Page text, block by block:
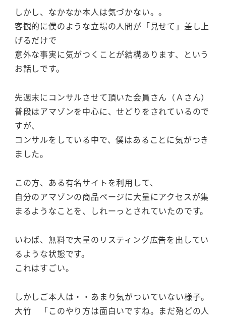
しかし、なかなか本人は気づかない。。
客観的に僕のような立場の人間が「見せて」差し上
げるだけで
意外な事実に気がつくことが結構あります、という
お話しです。
先週末にコンサルさせて頂いた会員さん（Ａさん）
普段はアマゾンを中心に、せどりをされているので
すが、
コンサルをしている中で、僕はあることに気がつき
ました。
この方、ある有名サイトを利用して、
自分のアマゾンの商品ページに大量にアクセスが集
まるようなことを、しれーっとされていたのです。
いわば、無料で大量のリスティング広告を出してい
るような状態です。
これはすごい。
しかしご本人は・・あまり気がついていない様子。
大竹 「このやり方は面白いですね。まだ殆どの人